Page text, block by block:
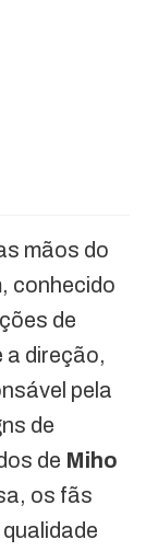
mãos do
, conhecido
de
a direção,
pela
de
de Miho
os fãs